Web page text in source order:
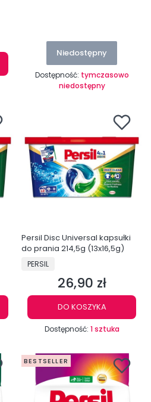
Niedostępny
Dostępność: tymczasowo
niedostępny
Persil Disc Universal kapsułki
do prania 214,5g (13x16,5g)
PRODUCENT
PERSIL
Cena
26,90 zł
DO KOSZYKA
Dostępność: 1 sztuka
BESTSELLER